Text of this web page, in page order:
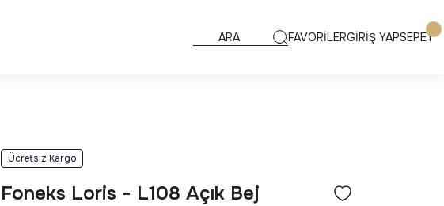
FAVORİLERGİRİŞ YAPSEPET
Ücretsiz Kargo
Foneks Loris - L108 Açık Bej